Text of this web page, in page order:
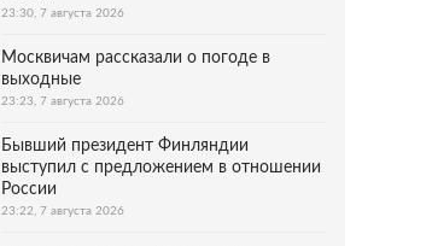
23:30, 7 августа 2026
Москвичам рассказали о погоде в
выходные
23:23, 7 августа 2026
Бывший президент Финляндии
выступил с предложением в отношении
России
23:22, 7 августа 2026